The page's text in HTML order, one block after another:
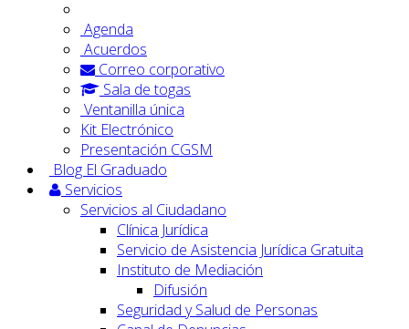
Agenda
Acuerdos
Correo corporativo
Sala de togas
Ventanilla única
Kit Electrónico
Presentación CGSM
Blog El Graduado
Servicios
Servicios al Ciudadano
Clínica Jurídica
Servicio de Asistencia Jurídica Gratuita
Instituto de Mediación
Difusión
Seguridad y Salud de Personas